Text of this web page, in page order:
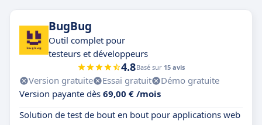
BugBug
Outil complet pour
testeurs et développeurs
4.8Basé sur 15 avis
Version gratuite Essai gratuit
Démo gratuite
Version payante dès 69,00 € /mois
Solution de test de bout en bout pour applications web